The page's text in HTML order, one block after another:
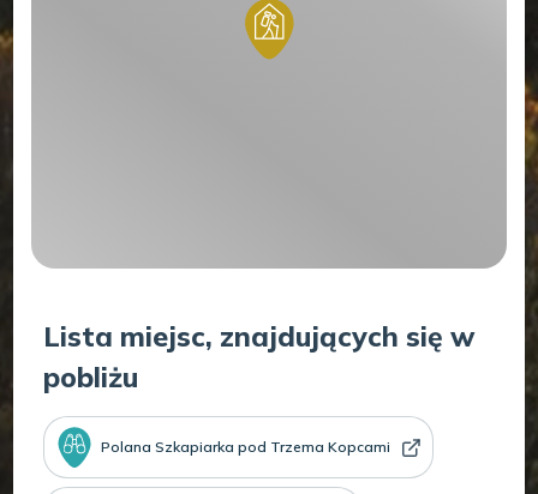
Lista miejsc, znajdujących się w
pobliżu
Polana Szkapiarka pod Trzema Kopcami